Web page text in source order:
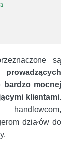
są
bardzo mocnej
klientami.
działów do